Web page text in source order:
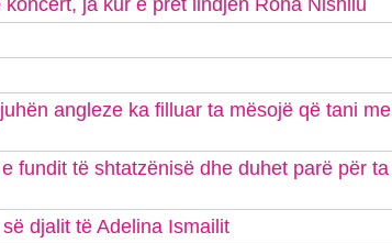
ja kur e pret lindjen Rona Nishliu
angleze ka filluar ta mësojë që tani me
fundit të shtatzënisë dhe duhet parë për ta
djalit të Adelina Ismailit